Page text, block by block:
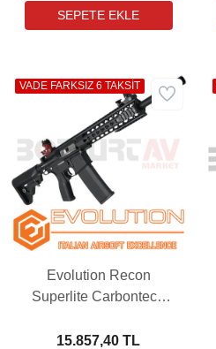
Evolution Recon
Superlite Carbontech
Tüfek (7,4V Li-Po Pil
15.857,40 TL
VADE FARKSIZ 6 TAKSİT